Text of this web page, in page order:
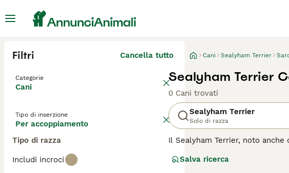
Filtri Cancella tutto
Categorie
Cani
Tipo di inserzione
Per accoppiamento
Tipo di razza
Includi incroci
Cani Sealyham Terrier
Sealyham Terrier
0 Cani trovati
Sealyham Terrier
Solo di razza
Il Sealyham Terrier, noto anche
volto. Il Sealyham Terrier è
Salva ricerca